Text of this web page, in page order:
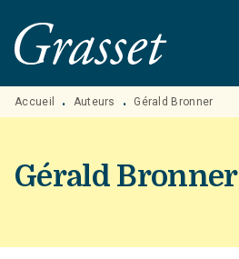
MENU RECHERCHE
PIED DE PAGE
Accueil • Auteurs • Gérald Bronner
Gérald Bronner